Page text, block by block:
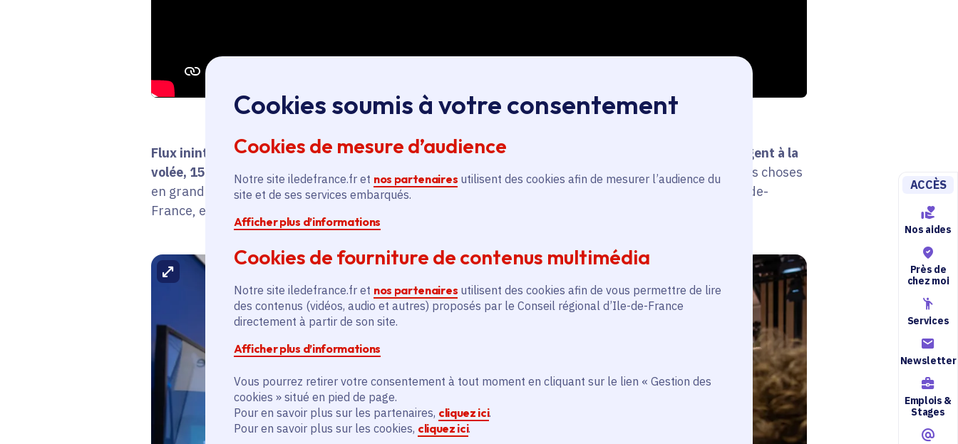
Cookies soumis à votre consentement
Cookies de mesure d’audience
Notre site iledefrance.fr et nos partenaires utilisent des cookies afin de mesurer l’audience du
site et de ses services embarqués.
Afficher plus d’informations
Cookies de fourniture de contenus multimédia
Notre site iledefrance.fr et nos partenaires utilisent des cookies afin de vous permettre de lire
des contenus (vidéos, audio et autres) proposés par le Conseil régional d’Ile-de-France
directement à partir de son site.
Afficher plus d’informations
Vous pourrez retirer votre consentement à tout moment en cliquant sur le lien « Gestion des
cookies » situé en pied de page.
Pour en savoir plus sur les partenaires, cliquez ici.
Pour en savoir plus sur les cookies, cliquez ici.
ACCÈS
Nos aides
Près de
chez moi
Services
Newsletter
Emplois &
Stages
Flux ininterrompu de visiteurs badges autour du cou, regards en alerte, cartes de visite qui s'échangent à la
volée, 15
000 startups, 4 200 exposants, 60 pavillons nationaux…Pour ses 10 ans, VivaTech a a vu les choses
en grand. Dans ce capharnaüm organisé avec soin, comme chaque année, le Pavillon de la Région Île-de-
France, et son contingent de start-up, fleurons de l’innovation francilienne, a fait le plein.
Agrandir l'image